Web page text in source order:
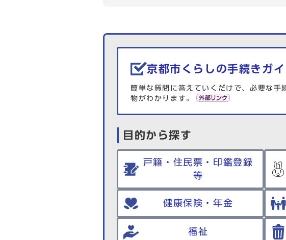
生活情報を探す
京都市くらしの手続きガイ
簡単な質問に答えていくだけで、必要な手
物がわかります。
目的から探す
戸籍・住民票・印鑑登録
等
健康保険・年金
福祉